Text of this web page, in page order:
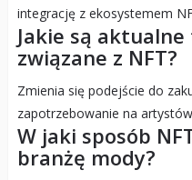
integrację z ekosystemem
Jakie są
związane z NFT?
Zmienia się podejście do
zapotrzebowanie na
W jaki sposób
branżę mody?